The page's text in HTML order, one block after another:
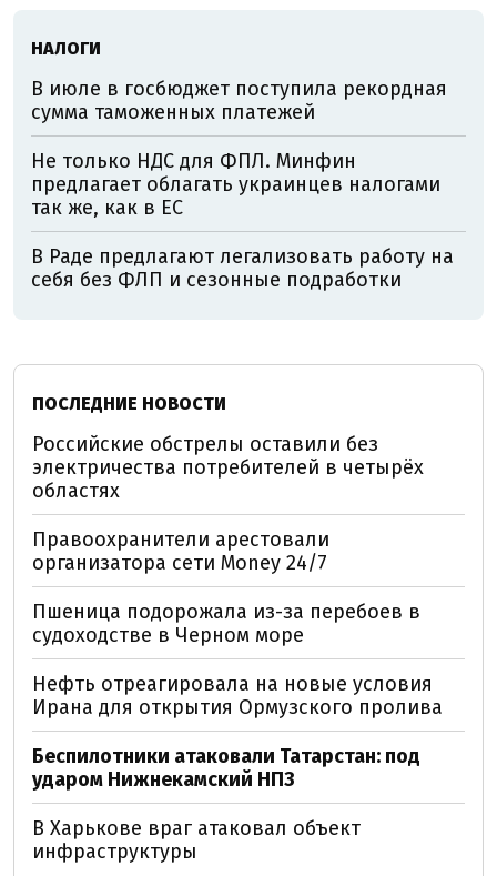
НАЛОГИ
В июле в госбюджет поступила рекордная
сумма таможенных платежей
Не только НДС для ФПЛ. Минфин
предлагает облагать украинцев налогами
так же, как в ЕС
В Раде предлагают легализовать работу на
себя без ФЛП и сезонные подработки
ПОСЛЕДНИЕ НОВОСТИ
Российские обстрелы оставили без
электричества потребителей в четырёх
областях
Правоохранители арестовали
организатора сети Money 24/7
Пшеница подорожала из-за перебоев в
судоходстве в Черном море
Нефть отреагировала на новые условия
Ирана для открытия Ормузского пролива
Беспилотники атаковали Татарстан: под
ударом Нижнекамский НПЗ
В Харькове враг атаковал объект
инфраструктуры